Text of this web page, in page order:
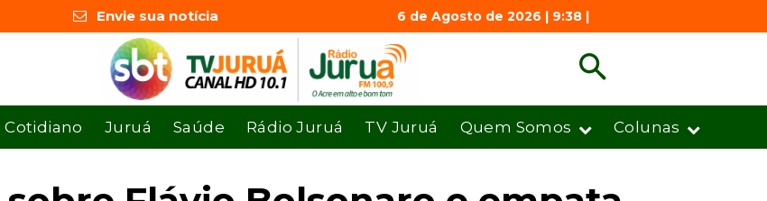
Envie sua notícia 6 de Agosto de 2026 | 9:38 |
Cotidiano Juruá Saúde Rádio Juruá TV Juruá Quem Somos Colunas